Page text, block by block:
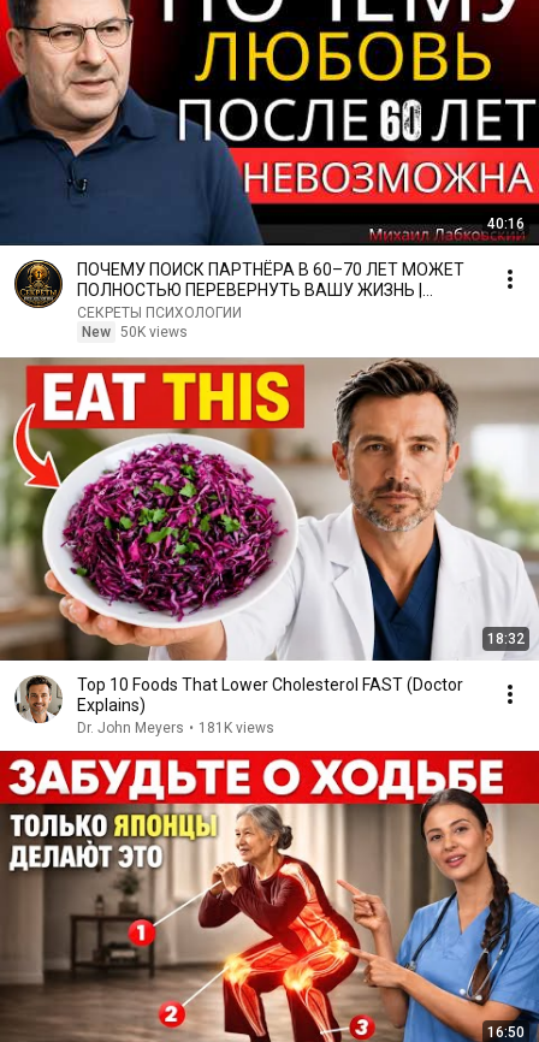
40:16
ПОЧЕМУ ПОИСК ПАРТНЁРА В 60–70 ЛЕТ МОЖЕТ
ПОЛНОСТЬЮ ПЕРЕВЕРНУТЬ ВАШУ ЖИЗНЬ |
МИХАИЛ ЛАБКОВСКИЙ
СЕКРЕТЫ ПСИХОЛОГИИ
New 50K views
18:32
Top 10 Foods That Lower Cholesterol FAST (Doctor
Explains)
Dr. John Meyers • 181K views
16:50